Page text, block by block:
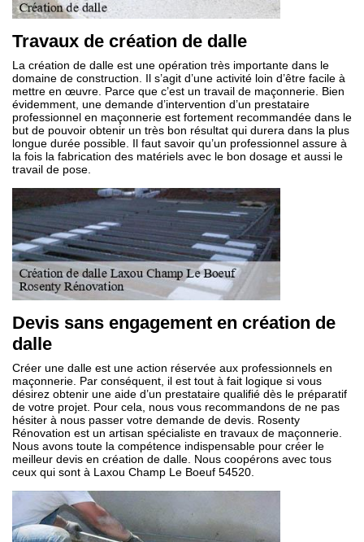
Travaux de création de dalle
La création de dalle est une opération très importante dans le
domaine de construction. Il s’agit d’une activité loin d’être facile à
mettre en œuvre. Parce que c’est un travail de maçonnerie. Bien
évidemment, une demande d’intervention d’un prestataire
professionnel en maçonnerie est fortement recommandée dans le
but de pouvoir obtenir un très bon résultat qui durera dans la plus
longue durée possible. Il faut savoir qu’un professionnel assure à
la fois la fabrication des matériels avec le bon dosage et aussi le
travail de pose.
Devis sans engagement en création de
dalle
Créer une dalle est une action réservée aux professionnels en
maçonnerie. Par conséquent, il est tout à fait logique si vous
désirez obtenir une aide d’un prestataire qualifié dès le préparatif
de votre projet. Pour cela, nous vous recommandons de ne pas
hésiter à nous passer votre demande de devis. Rosenty
Rénovation est un artisan spécialiste en travaux de maçonnerie.
Nous avons toute la compétence indispensable pour créer le
meilleur devis en création de dalle. Nous coopérons avec tous
ceux qui sont à Laxou Champ Le Boeuf 54520.